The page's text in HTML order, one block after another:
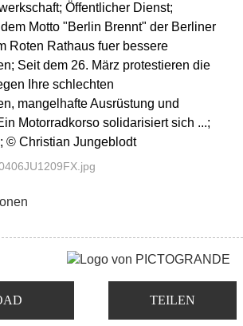
TEILEN
Öffentlicher Dienst;
Motto "Berlin Brennt" der Berliner
Roten Rathaus fuer bessere
Seit dem 26. März protestieren die
Ihre schlechten
mangelhafte Ausrüstung und
Motorradkorso solidarisiert sich ...;
© Christian Jungeblodt